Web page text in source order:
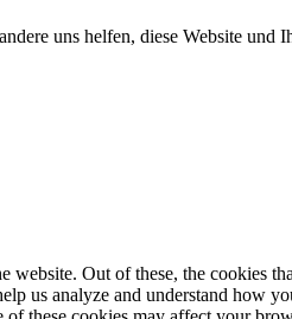
uns helfen, diese Website
Out of these, the cookies
us analyze and understand how